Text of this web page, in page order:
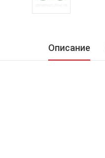
Описание